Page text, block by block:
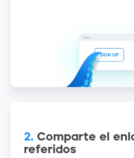
2. Comparte el
referidos